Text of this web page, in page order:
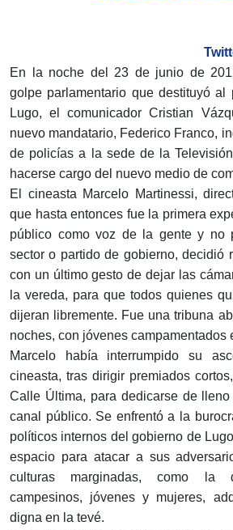
En la noche del 23 de junio de
golpe parlamentario que destituyó al
Lugo, el comunicador Cristian
nuevo mandatario, Federico Franco,
de policías a la sede de la
hacerse cargo del nuevo medio de
El cineasta Marcelo Martinessi,
que hasta entonces fue la primera
público como voz de la gente y no
sector o partido de gobierno, decidió
con un último gesto de dejar las
la vereda, para que todos quienes
dijeran libremente. Fue una tribuna
noches, con jóvenes campamentados
Marcelo había interrumpido su
cineasta, tras dirigir premiados
Calle Última, para dedicarse de
canal público. Se enfrentó a la
políticos internos del gobierno de
espacio para atacar a sus
culturas marginadas, como la
campesinos, jóvenes y mujeres,
digna en la tevé.